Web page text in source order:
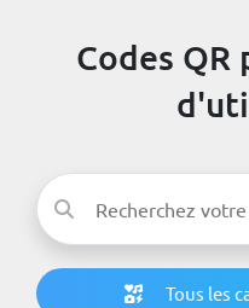
Codes QR
Tous les